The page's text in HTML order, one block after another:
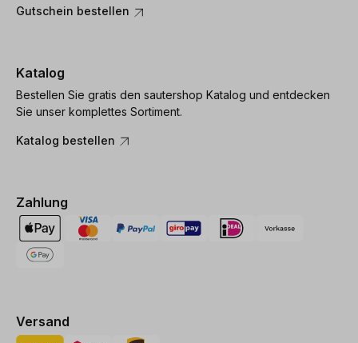
Gutschein bestellen
Katalog
Bestellen Sie gratis den sautershop Katalog und entdecken
Sie unser komplettes Sortiment.
Katalog bestellen
Zahlung
Versand